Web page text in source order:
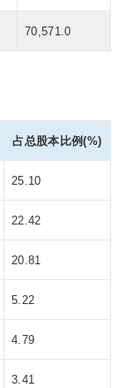
70,571.0
占总股本比例(%)
25.10
22.42
20.81
5.22
4.79
3.41